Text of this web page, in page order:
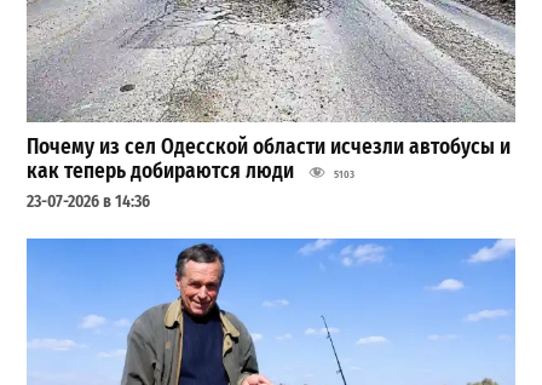
Почему из сел Одесской области исчезли автобусы и
как теперь добираются люди
5103
23-07-2026 в 14:36